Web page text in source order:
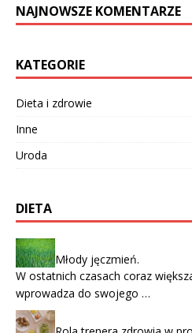
NAJNOWSZE KOMENTARZE
KATEGORIE
Dieta i zdrowie
Inne
Uroda
DIETA
Młody jęczmień.
W ostatnich czasach coraz
wprowadza do swojego …